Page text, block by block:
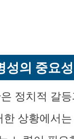
성의 중요성
정치적 갈
상황에서